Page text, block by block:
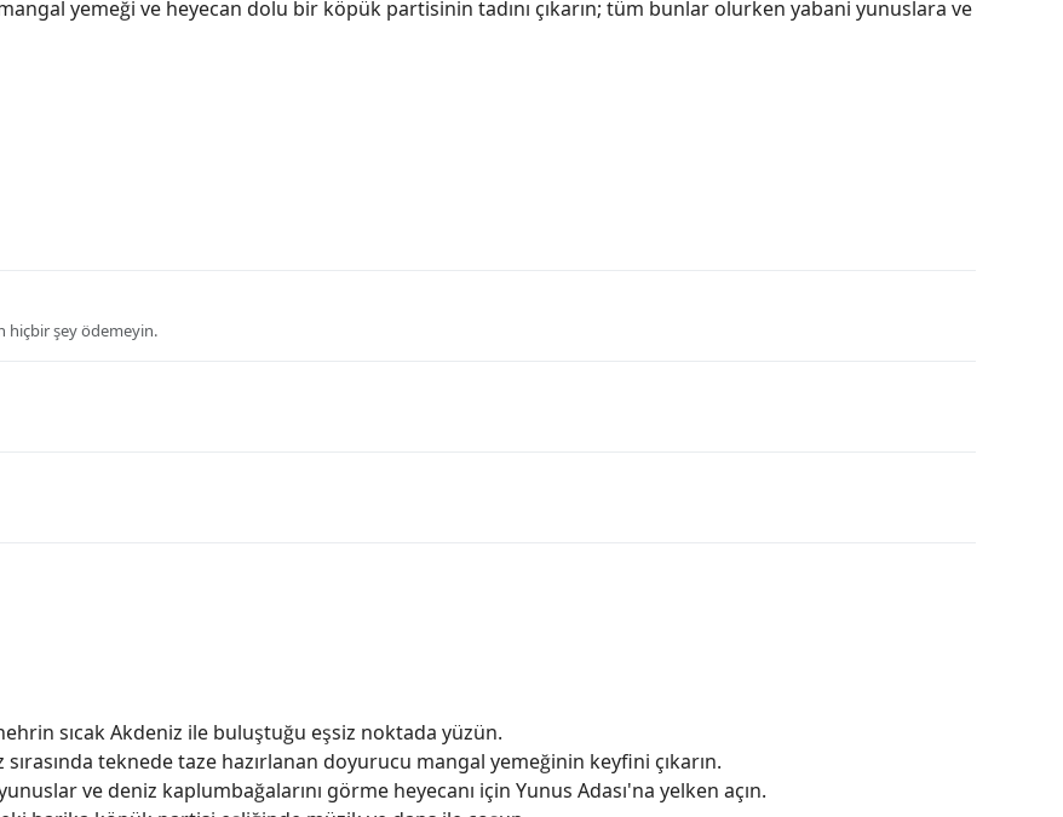
yemeği ve heyecan dolu bir köpük partisinin tadını çıkarın; tüm bunlar olurken yabani yunuslara ve
hiçbir şey ödemeyin.
sıcak Akdeniz ile buluştuğu eşsiz noktada yüzün.
sırasında teknede taze hazırlanan doyurucu mangal yemeğinin keyfini çıkarın.
ve deniz kaplumbağalarını görme heyecanı için Yunus Adası'na yelken açın.